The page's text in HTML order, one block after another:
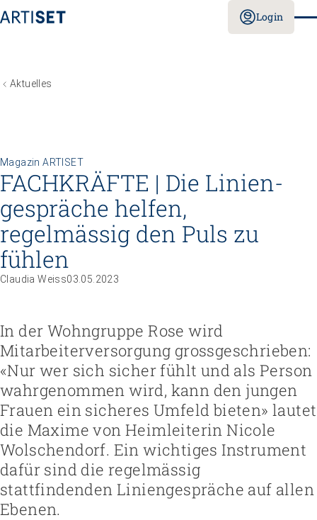
Login
Personal rekrutieren und führen
Arbeit und Betriebskultur gestalten
Betrieb führen und Recht umsetzen
Sicherheit gewährleisten
Finanzierung regeln
Angebote bewerben
Angebote entwickeln
Nachhaltigkeit fördern
Einkauf organisieren
Berufliche Inklusion fördern
Mit Angehörigen arbeiten
Lebensende gestalten
Übergänge gestalten
Empowerment stärken
Gesundheitsfragen angehen
Integrität schützen
Bei Demenz begleiten
Psychische Gesundheit fördern
Höhere Fachschule Kindheitspädagogik
Höhere Fachschule Gemeindeanimation
Praxispartner werden
Praxispartner finden
Sozial- und Selbstkompetenz
Führung und Management
Kindheits- und Sozialpädagogik
Pflege und Betreuung
Gastronomie und Hauswirtschaft
Weiterbildungen in Ihrer Institution
Laufbahnberatung
Föderation
Team
Arbeiten bei ARTISET
Mitgliedschaft
Vision, Mission, Werte
Politik und Positionen
Zusammenarbeit
Projekte
Aktuelles
Magazin ARTISET
FACHKRÄFTE | Die Linien­
gespräche helfen,
regelmässig den Puls zu
fühlen
Claudia Weiss03.05.2023
In der Wohngruppe Rose wird
Mitarbeiterversorgung grossgeschrieben:
«Nur wer sich sicher fühlt und als Person
wahrgenommen wird, kann den jungen
Frauen ein sicheres Umfeld bieten» lautet
die Maxime von Heimleiterin Nicole
Wolschendorf. Ein wichtiges Instrument
dafür sind die regelmässig
stattfindenden Liniengespräche auf allen
Ebenen.